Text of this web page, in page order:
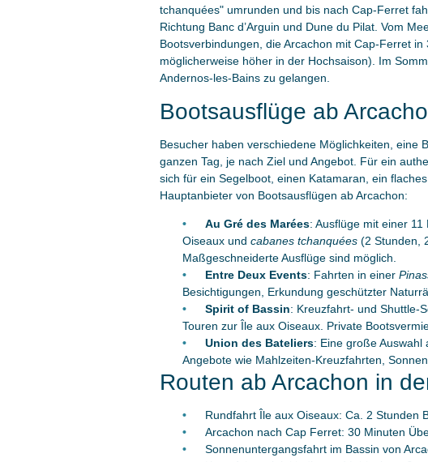
tchanquées" umrunden und bis nach Cap-Ferret
Richtung Banc d’Arguin und Dune du Pilat. Vom
Bootsverbindungen, die Arcachon mit Cap-Ferret
möglicherweise höher in der Hochsaison). Im
Andernos-les-Bains zu gelangen.
Bootsausflüge ab
Besucher haben verschiedene Möglichkeiten, eine
ganzen Tag, je nach Ziel und Angebot. Für ein
sich für ein Segelboot, einen Katamaran, ein flaches
Hauptanbieter von Bootsausflügen ab Arcachon:
Au Gré des Marées: Ausflüge mit einer 11
Oiseaux und cabanes tchanquées(2 Stunden,
Maßgeschneiderte Ausflüge sind möglich.
Entre Deux Events: Fahrten in einer
Besichtigungen, Erkundung geschützter
Spirit of Bassin: Kreuzfahrt- und Shuttle-
Touren zur Île aux Oiseaux. Private
Union des Bateliers: Eine große Auswahl
Angebote wie Mahlzeiten-Kreuzfahrten,
Routen ab Arcachon in
Rundfahrt Île aux Oiseaux: Ca. 2 Stunden
Arcachon nach Cap Ferret: 30 Minuten
Sonnenuntergangsfahrt im Bassin von